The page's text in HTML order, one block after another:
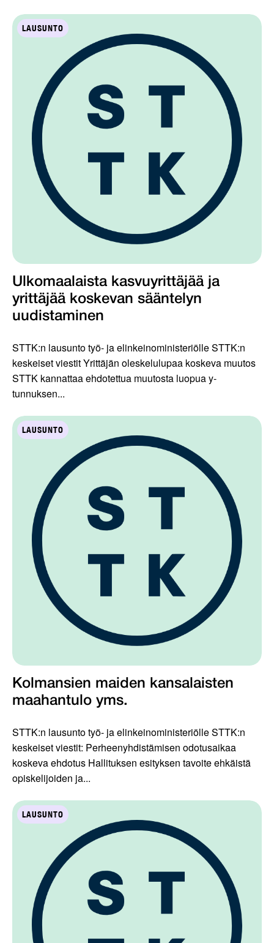
LAUSUNTO
Ulkomaalaista kasvuyrittäjää ja
yrittäjää koskevan sääntelyn
uudistaminen
STTK:n lausunto työ- ja elinkeinoministeriölle STTK:n
keskeiset viestit Yrittäjän oleskelulupaa koskeva muutos
STTK kannattaa ehdotettua muutosta luopua y-
tunnuksen...
LAUSUNTO
Kolmansien maiden kansalaisten
maahantulo yms.
STTK:n lausunto työ- ja elinkeinoministeriölle STTK:n
keskeiset viestit: Perheenyhdistämisen odotusaikaa
koskeva ehdotus Hallituksen esityksen tavoite ehkäistä
opiskelijoiden ja...
LAUSUNTO